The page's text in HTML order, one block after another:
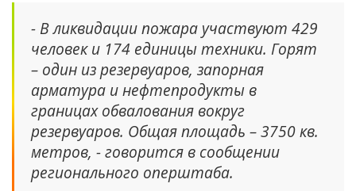
- В ликвидации пожара участвуют 429
человек и 174 единицы техники. Горят
– один из резервуаров, запорная
арматура и нефтепродукты в
границах обвалования вокруг
резервуаров. Общая площадь – 3750 кв.
метров, - говорится в сообщении
регионального оперштаба.